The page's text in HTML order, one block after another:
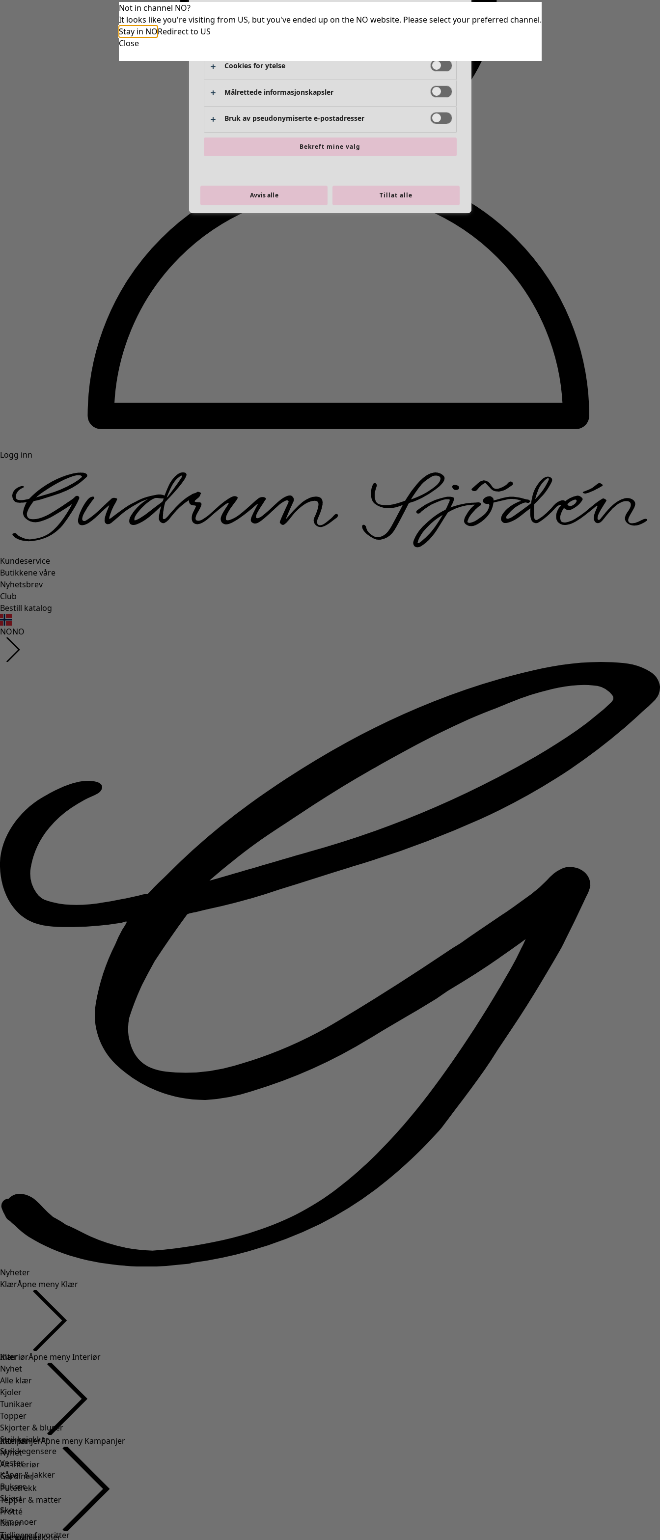
Logg inn
Kundeservice
Butikkene våre
Nyhetsbrev
Club
Bestill katalog
NONO
Nyheter
KlærÅpne meny Klær
Klær
Nyhet
Alle klær
Kjoler
Tunikaer
Topper
Skjorter & bluser
Strikkejakker
Strikkegensere
Vester
Kåper & jakker
Bukser
Skjørt
Sko
Kimonoer
InteriørÅpne meny Interiør
Interiør
Nyhet
Alt interiør
Gardiner
Putetrekk
Tepper & matter
Frotté
Boker
Tidligere favoritter
KampanjerÅpne meny Kampanjer
Kampanjer
Alle kolleksjoner
Not in channel NO?
It looks like you're visiting from US, but you've ended up on the NO website. Please select your preferred channel.
Stay in NORedirect to US
Close
Helt nødvendige informasjonskapsler Alltid aktiv
Cookies for ytelse
Målrettede informasjonskapsler
Bruk av pseudonymiserte e-postadresser
Bekreft mine valg
Avvis alle Tillat alle